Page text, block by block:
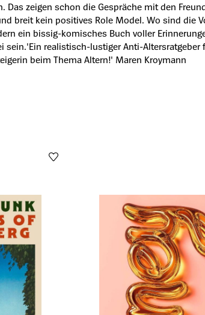
zeigen schon die Gespräche mit den
breit kein positives Role Model. Wo sind die
ein bissig-komisches Buch voller
realistisch-lustiger Anti-
beim Thema Altern!' Maren Kroymann